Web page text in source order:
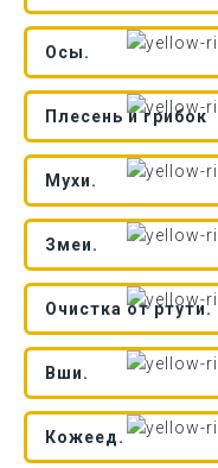
Осы.
Плесень и грибок
Мухи.
Змеи.
Очистка от ртути.
Вши.
Кожеед.